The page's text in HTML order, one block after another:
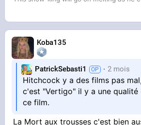
Koba135
PatrickSebasti1 2 mois
Hitchcock y a des films pas
c'est "Vertigo" il y a une qualité
ce film.
La Mort aux trousses c'est bien